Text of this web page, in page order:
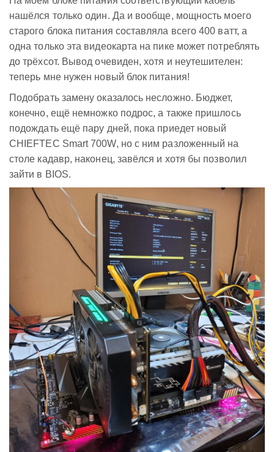
нашёлся только один. Да и вообще, мощность моего
старого блока питания составляла всего 400 ватт, а
одна только эта видеокарта на пике может потреблять
до трёхсот. Вывод очевиден, хотя и неутешителен:
теперь мне нужен новый блок питания!
Подобрать замену оказалось несложно. Бюджет,
конечно, ещё немножко подрос, а также пришлось
подождать ещё пару дней, пока приедет новый
CHIEFTEC Smart 700W, но с ним разложенный на
столе кадавр, наконец, завёлся и хотя бы позволил
зайти в BIOS.